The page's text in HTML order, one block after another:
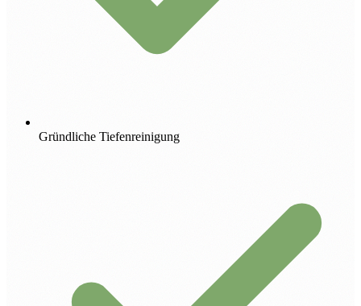
Gründliche Tiefenreinigung